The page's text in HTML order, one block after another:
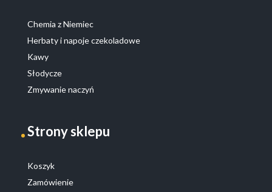
Chemia z Niemiec
Herbaty i napoje czekoladowe
Kawy
Słodycze
Zmywanie naczyń
Strony sklepu
Koszyk
Zamówienie